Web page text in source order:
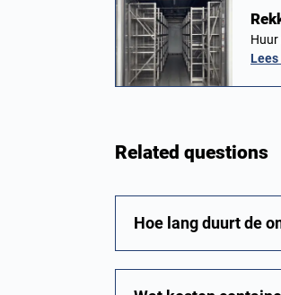
Huur
Lees
Related questions
Hoe lang duurt de